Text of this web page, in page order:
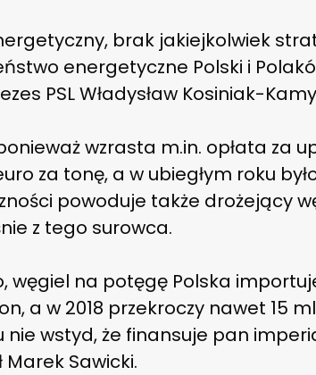
brak jakiejkolwiek
energetyczne Polski i
PSL Władysław Kosiniak-
wzrasta m.in. opłata za
za tonę, a w ubiegłym roku
powoduje także drożejący
z tego surowca.
węgiel na potęgę Polska
a w 2018 przekroczy nawet 15
nie wstyd, że finansuje pan
Sawicki.